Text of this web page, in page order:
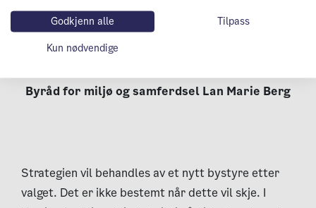
streiker for klimahandling!
Byråd for miljø og samferdsel Lan Marie Berg
Strategien vil behandles av et nytt bystyre etter
valget. Det er ikke bestemt når dette vil skje. I
Godkjenn alle
Tilpass
Kun nødvendige